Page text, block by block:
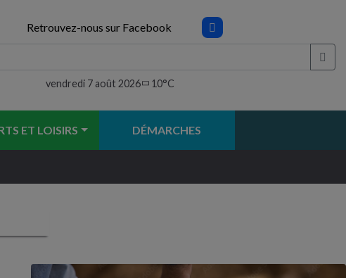
Retrouvez-nous sur Facebook
vendredi 7 août 2026 10°C
ET LOISIRS DÉMARCHES